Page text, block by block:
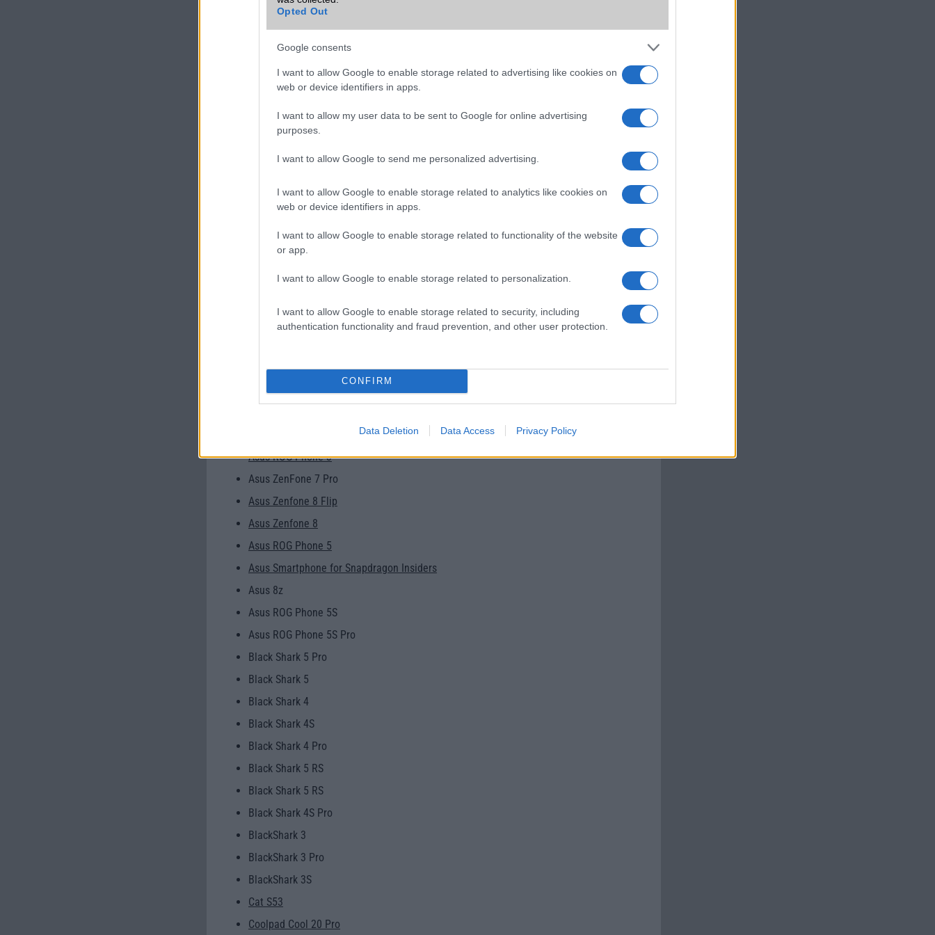
Opted Out
Google consents
I want to allow Google to enable storage related to advertising like cookies on
web or device identifiers in apps.
I want to allow my user data to be sent to Google for online advertising
purposes.
I want to allow Google to send me personalized advertising.
I want to allow Google to enable storage related to analytics like cookies on
web or device identifiers in apps.
I want to allow Google to enable storage related to functionality of the website
or app.
I want to allow Google to enable storage related to personalization.
I want to allow Google to enable storage related to security, including
authentication functionality and fraud prevention, and other user protection.
CONFIRM
Data Deletion Data Access Privacy Policy
Apple iPhone 14 Plus
Apple iPhone 13
Apple iPhone 13 Pro
Apple iPhone 14
Apple iPhone 13 mini
Asus Zenfone 10
Asus ROG Phone7 Pro
Asus ROG Phone 7 Ultimate
Asus ROG Phone 6
Asus ROG Phone 6Batman Edition
Asus ROG Phone 6 Pro
Asus ZenFone 6z
Asus ROG Phone 2
Asus ROG Phone 3 Strix Edition
Asus ROG Phone 3
Asus ZenFone 7 Pro
Asus Zenfone 8 Flip
Asus Zenfone 8
Asus ROG Phone 5
Asus Smartphone for Snapdragon Insiders
Asus 8z
Asus ROG Phone 5S
Asus ROG Phone 5S Pro
Black Shark 5 Pro
Black Shark 5
Black Shark 4
Black Shark 4S
Black Shark 4 Pro
Black Shark 5 RS
Black Shark 5 RS
Black Shark 4S Pro
BlackShark 3
BlackShark 3 Pro
BlackShark 3S
Cat S53
Coolpad Cool 20 Pro